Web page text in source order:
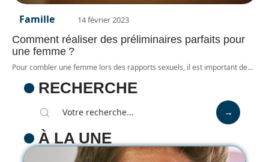
Famille 14 février 2023
Comment réaliser des préliminaires parfaits pour
une femme ?
Pour combler une femme lors des rapports sexuels, il est important de…
RECHERCHE
À LA UNE